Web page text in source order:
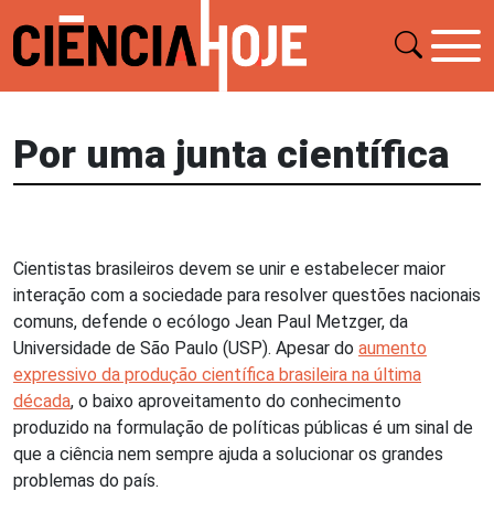
Por uma junta científica
Cientistas brasileiros devem se unir e estabelecer maior
interação com a sociedade para resolver questões nacionais
comuns, defende o ecólogo Jean Paul Metzger, da
Universidade de São Paulo (USP). Apesar do aumento
expressivo da produção científica brasileira na última
década, o baixo aproveitamento do conhecimento
produzido na formulação de políticas públicas é um sinal de
que a ciência nem sempre ajuda a solucionar os grandes
problemas do país.